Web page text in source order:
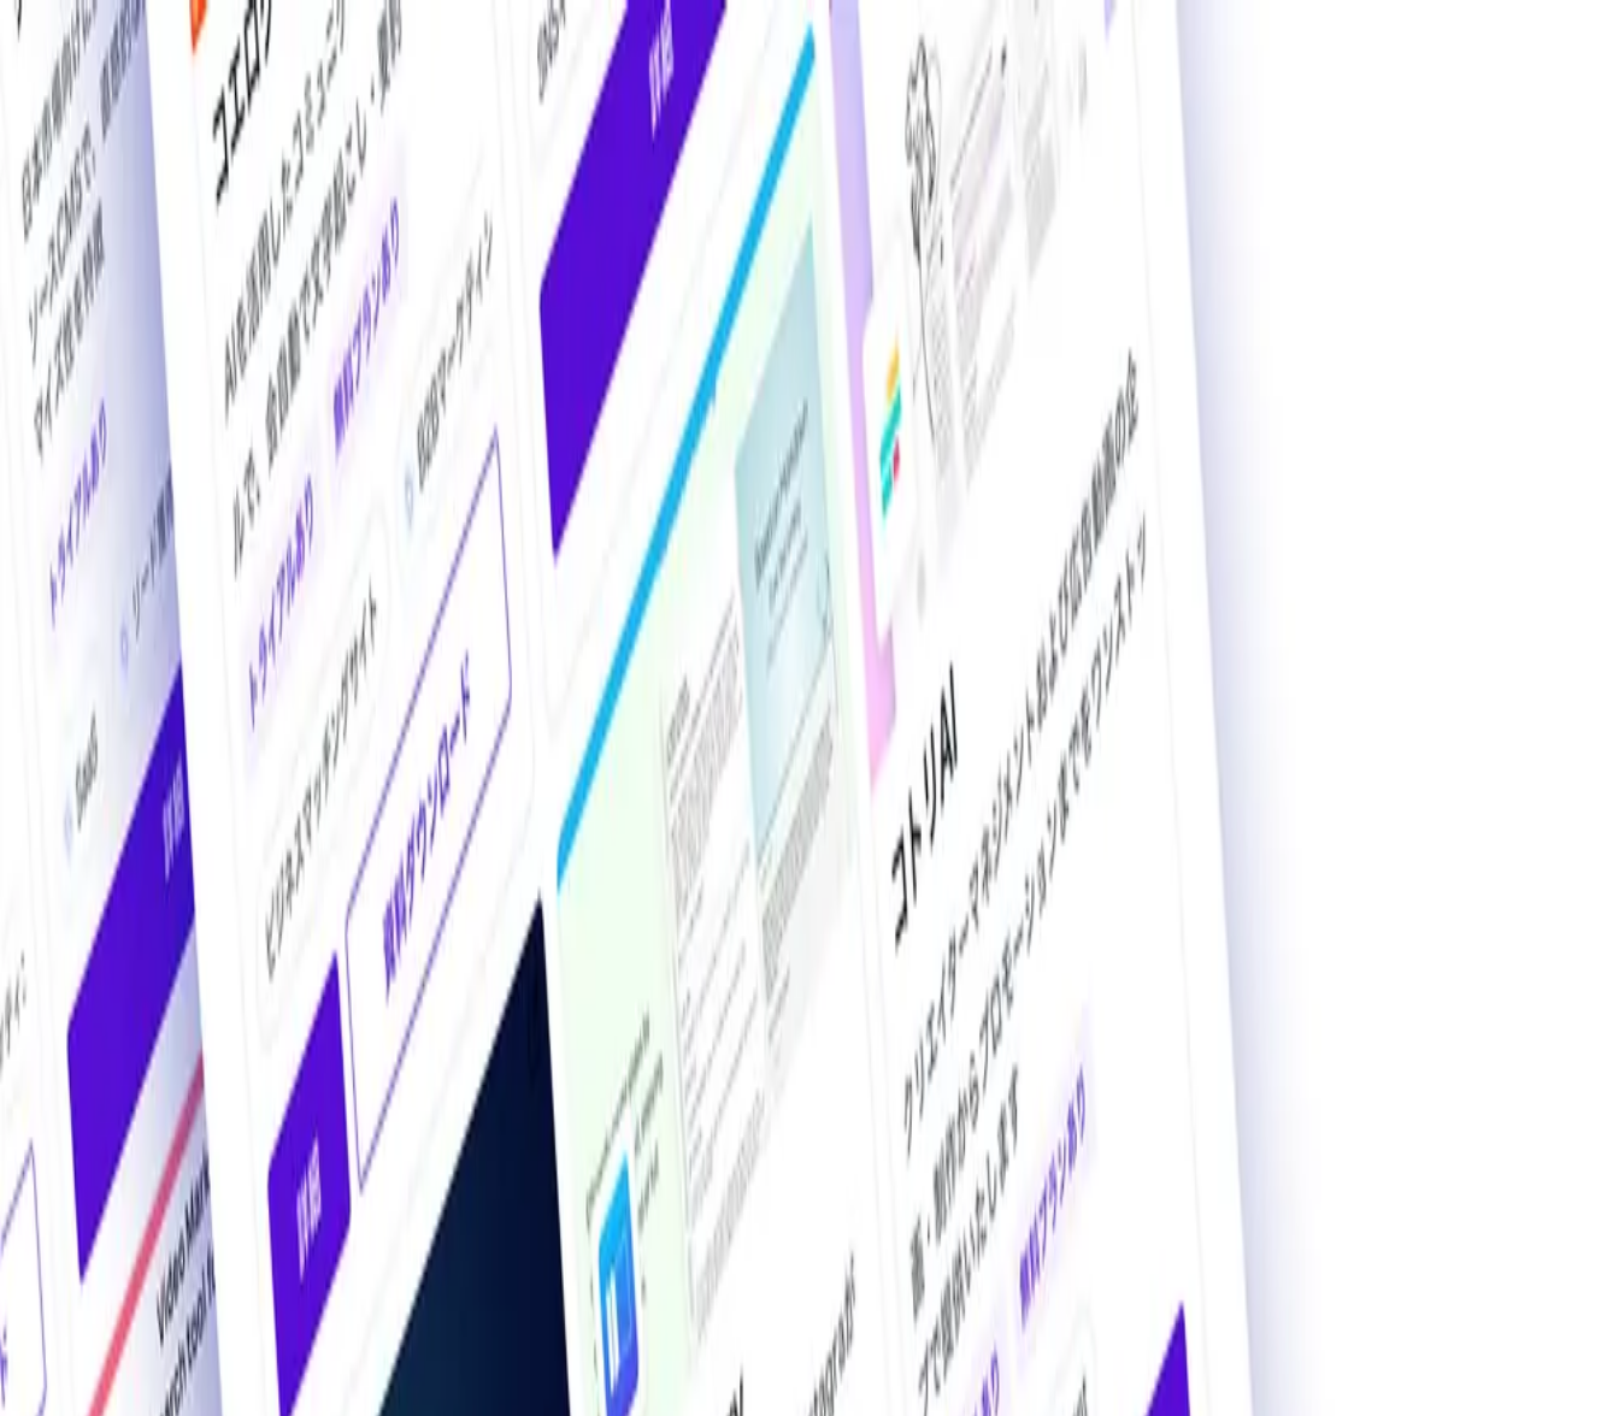
O!Product AI（オープロダクト）は、日本最大級の法人向けAIツール・サービス比較メディア。掲載サービス数2,000件超・掲載導入事例数2,200件突破。